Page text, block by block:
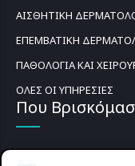
ΑΙΣΘΗΤΙΚΗ
ΕΠΕΜΒΑΤΙΚΗ
ΠΑΘΟΛΟΓΙΑ ΚΑΙ
ΟΛΕΣ ΟΙ ΥΠΗΡΕΣΙΕΣ
Που